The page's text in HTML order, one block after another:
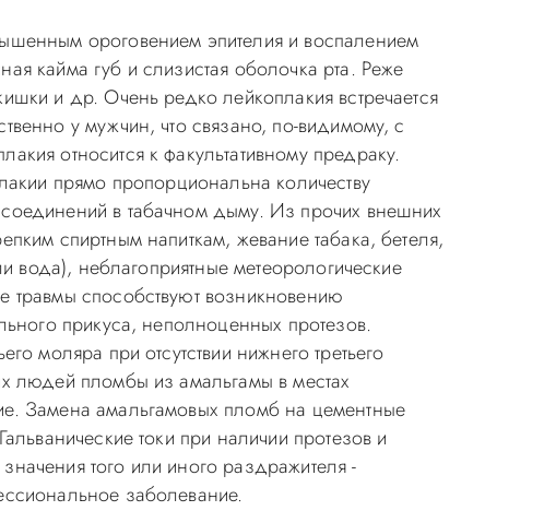
ороговением эпителия и воспалением
кайма губ и слизистая оболочка рта. Реже
и др. Очень редко лейкоплакия встречается
у мужчин, что связано, по-видимому, с
относится к факультативному предраку.
прямо пропорциональна количеству
в табачном дыму. Из прочих внешних
спиртным напиткам, жевание табака, бетеля,
вода), неблагоприятные метеорологические
травмы способствуют возникновению
прикуса, неполноценных протезов.
моляра при отсутствии нижнего третьего
людей пломбы из амальгамы в местах
Замена амальгамовых пломб на цементные
токи при наличии протезов и
того или иного раздражителя -
заболевание.